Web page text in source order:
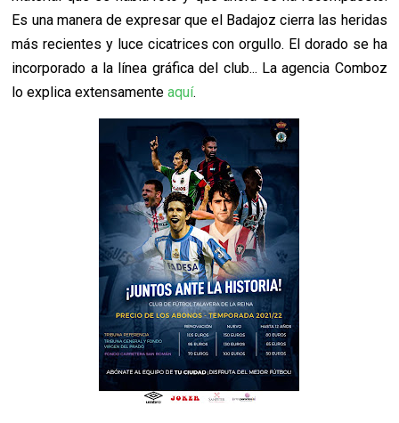
Es una manera de expresar que el Badajoz cierra las heridas
más recientes y luce cicatrices con orgullo. El dorado se ha
incorporado a la línea gráfica del club... La agencia Comboz
lo explica extensamenteaquí.